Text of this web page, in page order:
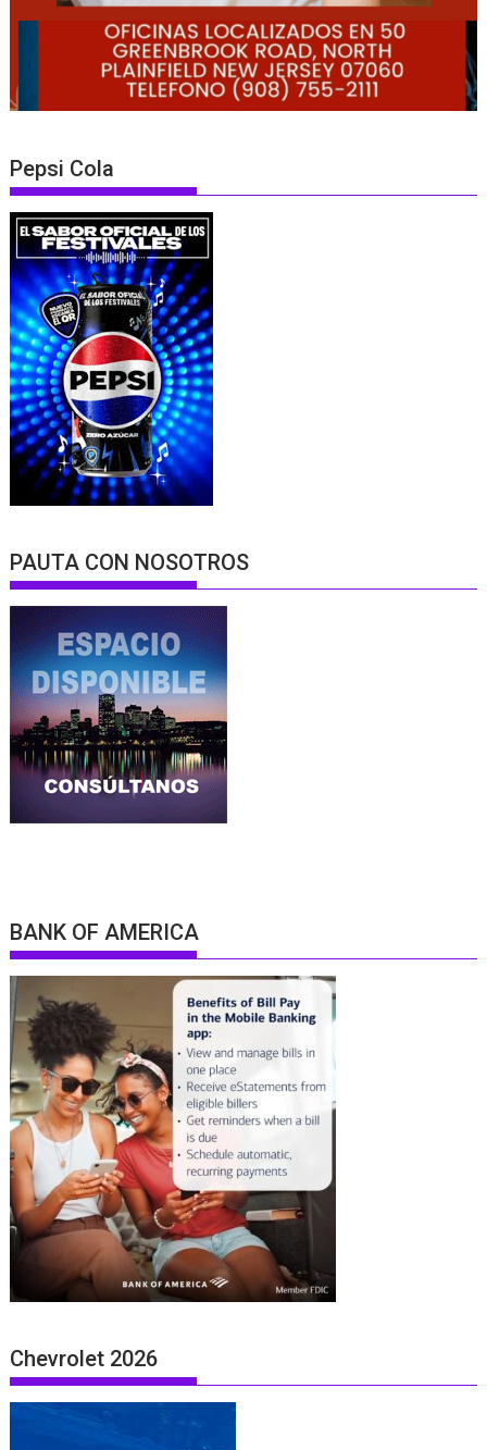
Pepsi Cola
PAUTA CON NOSOTROS
BANK OF AMERICA
Chevrolet 2026